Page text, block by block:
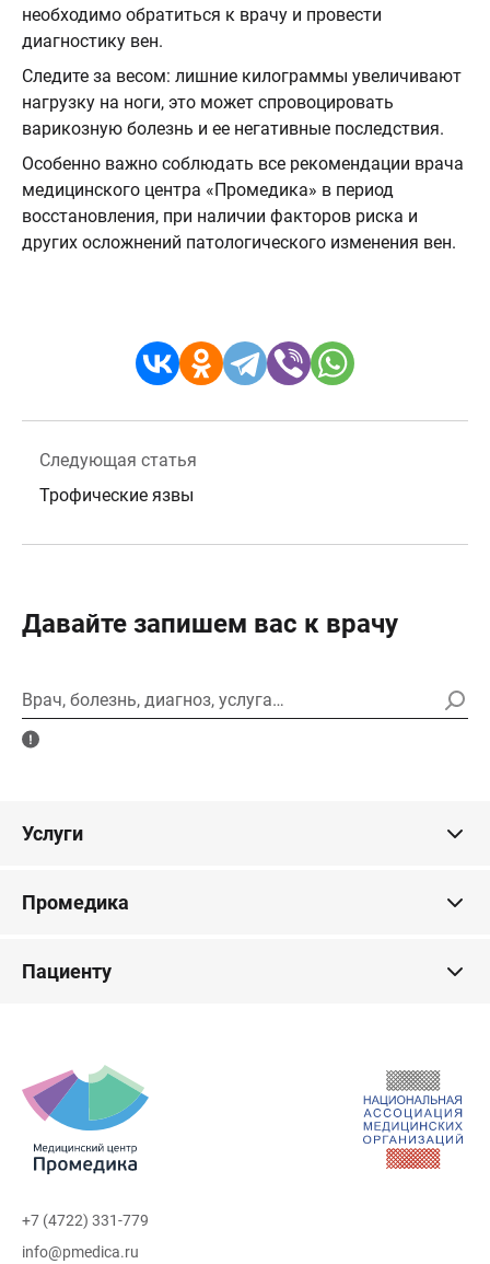
необходимо обратиться к врачу и провести
диагностику вен.
Следите за весом: лишние килограммы увеличивают
нагрузку на ноги, это может спровоцировать
варикозную болезнь и ее негативные последствия.
Особенно важно соблюдать все рекомендации врача
медицинского центра «Промедика» в период
восстановления, при наличии факторов риска и
других осложнений патологического изменения вен.
Следующая статья
Трофические язвы
Давайте запишем вас к врачу
Врач, болезнь, диагноз, услуга…
Услуги
Промедика
Пациенту
+7 (4722) 331-779
info@pmedica.ru